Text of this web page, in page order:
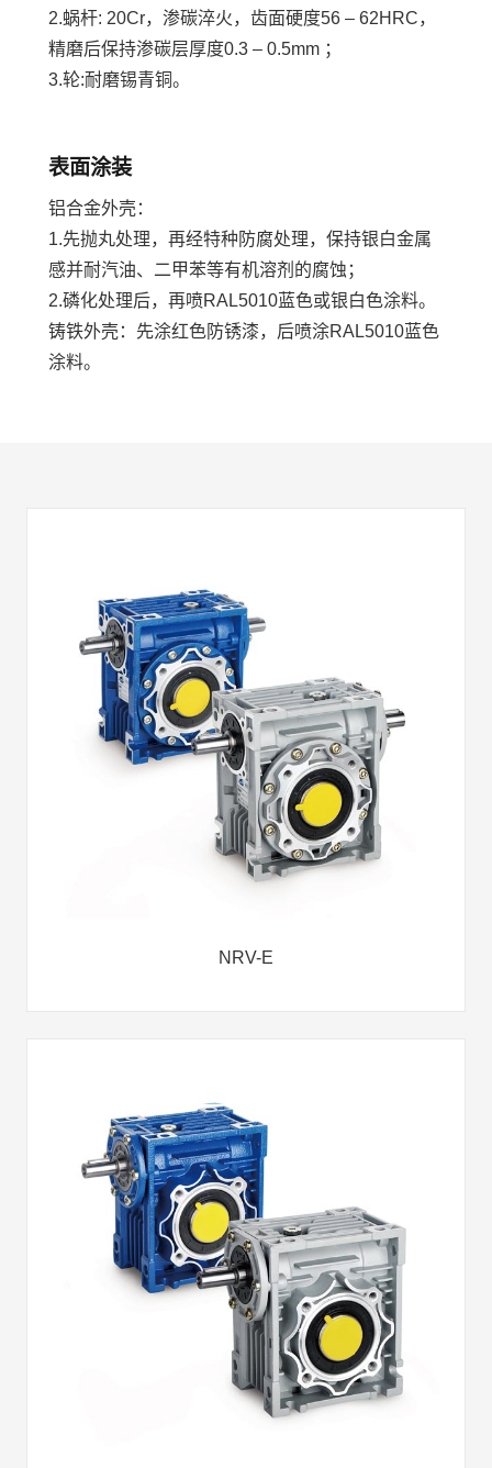
2.蜗杆: 20Cr，渗碳淬火，齿面硬度56 – 62HRC，
精磨后保持渗碳层厚度0.3 – 0.5mm ；
3.轮:耐磨锡青铜。
表面涂装
铝合金外壳：
1.先抛丸处理，再经特种防腐处理，保持银白金属
感并耐汽油、二甲苯等有机溶剂的腐蚀；
2.磷化处理后，再喷RAL5010蓝色或银白色涂料。
铸铁外壳：先涂红色防锈漆，后喷涂RAL5010蓝色
涂料。
NRV-E